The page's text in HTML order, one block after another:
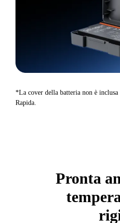
*La cover della batteria non è
Rapida.
Pronta